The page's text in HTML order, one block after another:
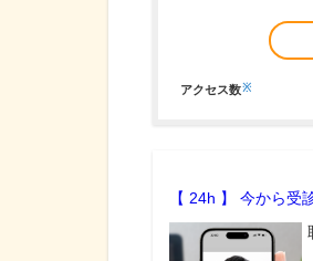
アクセス数※
【 24h 】 今から受